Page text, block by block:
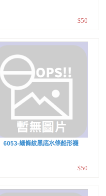
$50
6053-細條紋黑底水條船形襪
$50